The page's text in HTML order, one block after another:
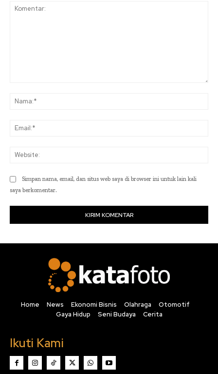
Simpan nama, email, dan situs web saya di browser ini untuk lain kali
saya berkomentar.
Home News Ekonomi Bisnis Olahraga
Otomotif
Gaya Hidup
Seni Budaya Cerita
Ikuti Kami